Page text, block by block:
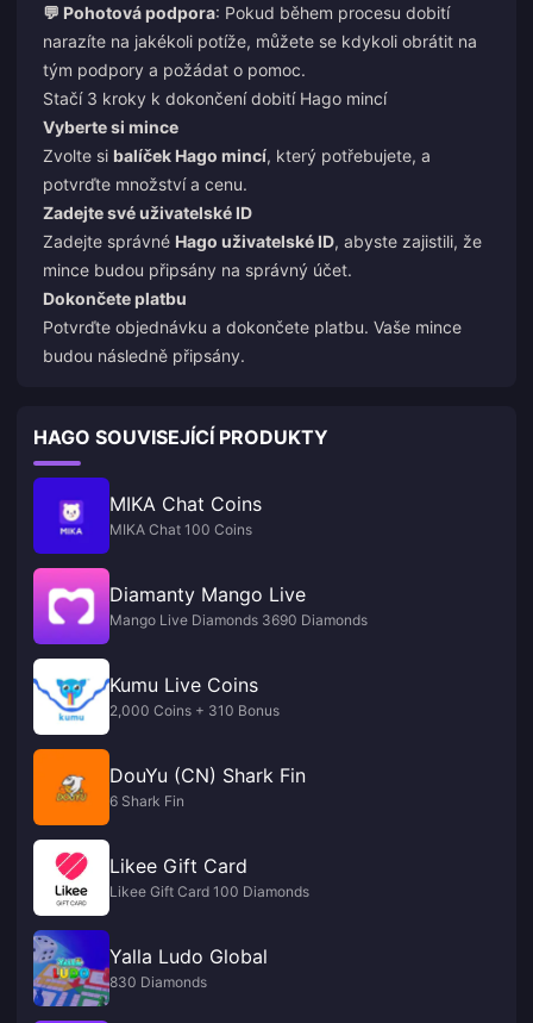
💬 Pohotová podpora: Pokud během procesu dobití
narazíte na jakékoli potíže, můžete se kdykoli obrátit na
tým podpory a požádat o pomoc.
Stačí 3 kroky k dokončení dobití Hago mincí
Vyberte si mince
Zvolte si balíček Hago mincí, který potřebujete, a
potvrďte množství a cenu.
Zadejte své uživatelské ID
Zadejte správné Hago uživatelské ID, abyste zajistili, že
mince budou připsány na správný účet.
Dokončete platbu
Potvrďte objednávku a dokončete platbu. Vaše mince
budou následně připsány.
HAGO SOUVISEJÍCÍ PRODUKTY
MIKA Chat Coins
MIKA Chat 100 Coins
Diamanty Mango Live
Mango Live Diamonds 3690 Diamonds
Kumu Live Coins
2,000 Coins + 310 Bonus
DouYu (CN) Shark Fin
6 Shark Fin
Likee Gift Card
Likee Gift Card 100 Diamonds
Yalla Ludo Global
830 Diamonds